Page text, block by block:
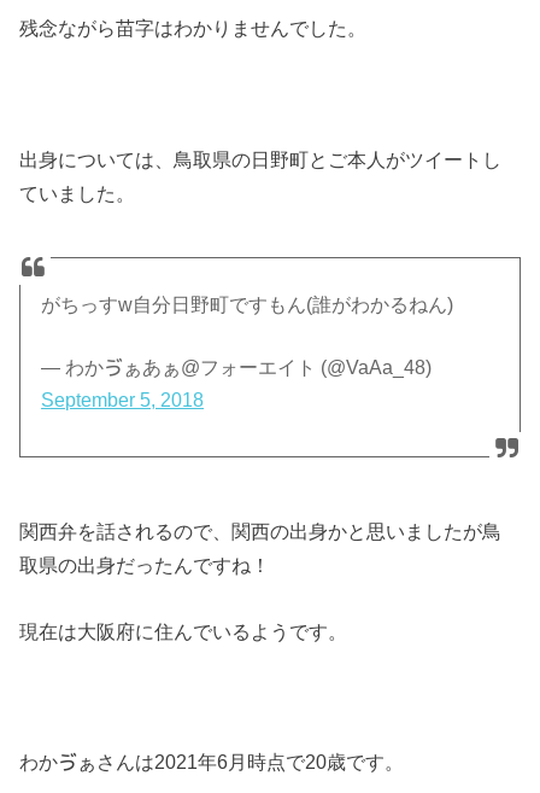
残念ながら苗字はわかりませんでした。
出身については、鳥取県の日野町とご本人がツイートし
ていました。
がちっすw自分日野町ですもん(誰がわかるねん)
— わかゔぁあぁ@フォーエイト (@VaAa_48)
September 5, 2018
関西弁を話されるので、関西の出身かと思いましたが鳥
取県の出身だったんですね！
現在は大阪府に住んでいるようです。
わかゔぁさんは2021年6月時点で20歳です。